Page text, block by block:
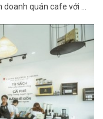
quán cafe với ...